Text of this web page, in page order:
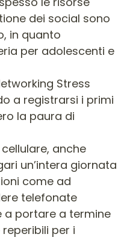
dei social sono
in quanto
per adolescenti e
Stress
a registrarsi i primi
la paura di
anche
un’intera giornata
come ad
telefonate
a portare a termine
per i